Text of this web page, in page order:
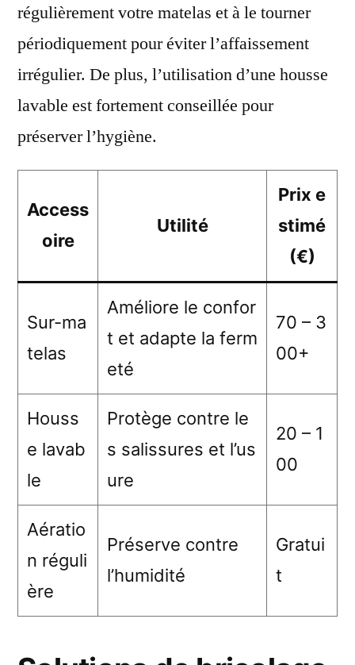
régulièrement votre matelas et à le tourner
périodiquement pour éviter l’affaissement
irrégulier. De plus, l’utilisation d’une housse
lavable est fortement conseillée pour
préserver l’hygiène.
Access
oire
Utilité
Prix e
stimé
(€)
Sur-ma
telas
Améliore le confor
t et adapte la ferm
eté
70 – 3
00+
Houss
e lavab
le
Protège contre le
s salissures et l’us
ure
20 – 1
00
Aératio
n réguli
ère
Préserve contre
l’humidité
Gratui
t